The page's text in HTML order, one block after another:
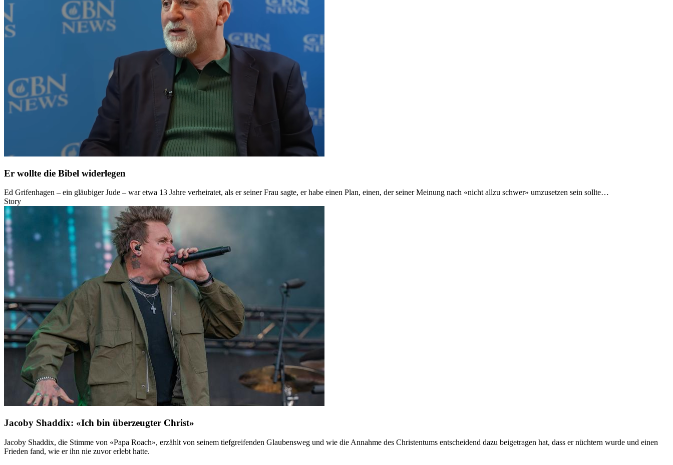
Er wollte die Bibel widerlegen
Ed Grifenhagen – ein gläubiger Jude – war etwa 13 Jahre verheiratet, als er seiner Frau sagte, er habe einen Plan, einen, der seiner Meinung nach «nicht allzu schwer» umzusetzen sein sollte…
Story
Jacoby Shaddix: «Ich bin überzeugter Christ»
Jacoby Shaddix, die Stimme von «Papa Roach», erzählt von seinem tiefgreifenden Glaubensweg und wie die Annahme des Christentums entscheidend dazu beigetragen hat, dass er nüchtern wurde und einen
Frieden fand, wie er ihn nie zuvor erlebt hatte.